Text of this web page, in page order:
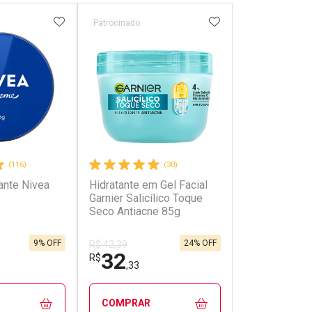
(116)
Nivea
9% OFF
ADICIONAR AOS FAVORITOS
(30)
Hidratante em Gel Facial
Garnier Salicílico Toque
Seco Antiacne 85g
Patrocinado
R$ 42,39
R$32,33
24% OFF
ADICIONAR AOS
COMPRAR